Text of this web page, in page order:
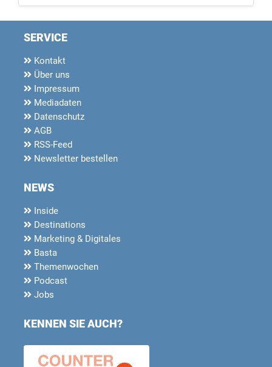
SERVICE
Kontakt
Über uns
Impressum
Mediadaten
Datenschutz
AGB
RSS-Feed
Newsletter bestellen
NEWS
Inside
Destinations
Marketing & Digitales
Basta
Themenwochen
Podcast
Jobs
KENNEN SIE AUCH?